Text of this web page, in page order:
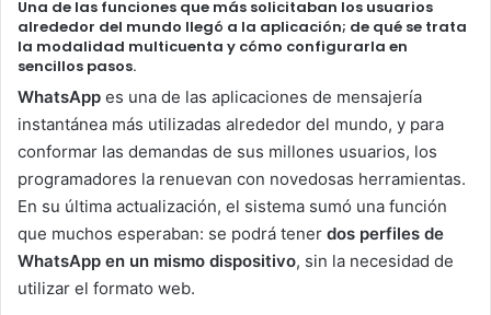
Una de las funciones que más solicitaban los usuarios
alrededor del mundo llegó a la aplicación; de qué se trata
la modalidad multicuenta y cómo configurarla en
sencillos pasos.
WhatsApp es una de las aplicaciones de mensajería
instantánea más utilizadas alrededor del mundo, y para
conformar las demandas de sus millones usuarios, los
programadores la renuevan con novedosas herramientas.
En su última actualización, el sistema sumó una función
que muchos esperaban: se podrá tener dos perfiles de
WhatsApp en un mismo dispositivo, sin la necesidad de
utilizar el formato web.